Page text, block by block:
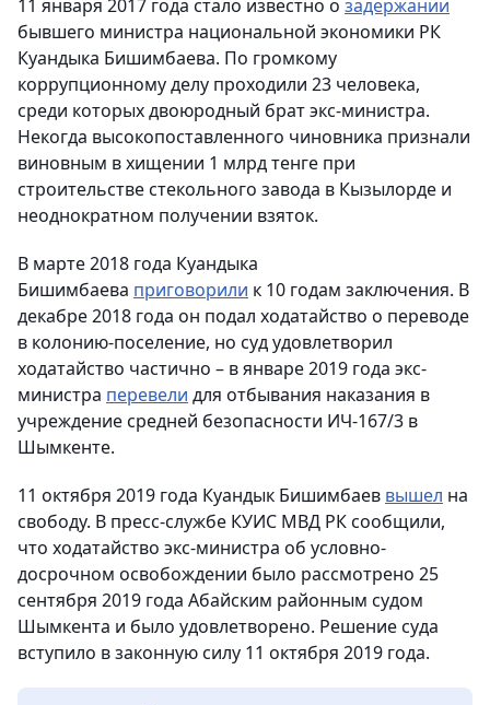
11 января 2017 года стало известно о задержании
бывшего министра национальной экономики РК
Куандыка Бишимбаева. По громкому
коррупционному делу проходили 23 человека,
среди которых двоюродный брат экс-министра.
Некогда высокопоставленного чиновника признали
виновным в хищении 1 млрд тенге при
строительстве стекольного завода в Кызылорде и
неоднократном получении взяток.
В марте 2018 года Куандыка
Бишимбаева приговорили к 10 годам заключения. В
декабре 2018 года он подал ходатайство о переводе
в колонию-поселение, но суд удовлетворил
ходатайство частично – в январе 2019 года экс-
министра перевели для отбывания наказания в
учреждение средней безопасности ИЧ-167/3 в
Шымкенте.
11 октября 2019 года Куандык Бишимбаев вышел на
свободу. В пресс-службе КУИС МВД РК сообщили,
что ходатайство экс-министра об условно-
досрочном освобождении было рассмотрено 25
сентября 2019 года Абайским районным судом
Шымкента и было удовлетворено. Решение суда
вступило в законную силу 11 октября 2019 года.